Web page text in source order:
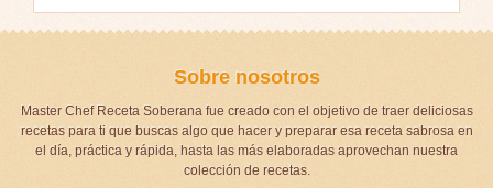
Sobre nosotros
Master Chef Receta Soberana fue creado con el objetivo de traer deliciosas
recetas para ti que buscas algo que hacer y preparar esa receta sabrosa en
el día, práctica y rápida, hasta las más elaboradas aprovechan nuestra
colección de recetas.